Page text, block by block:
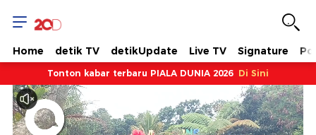
Home detik TV detikUpdate Live TV Signature
Tonton kabar terbaru PIALA DUNIA 2026 Di Sini